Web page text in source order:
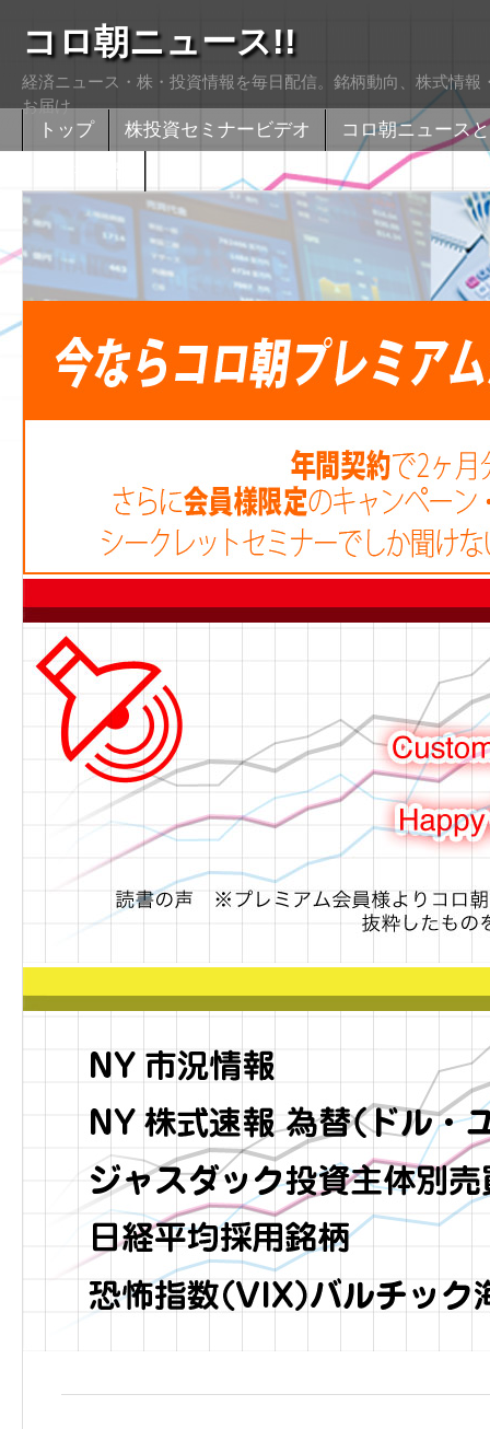
コロ朝ニュース!!
経済ニュース・株・投資情報を毎日配信。銘柄動向、株式情
お届け
トップ 株投資セミナービデオ
コロ朝ニュース